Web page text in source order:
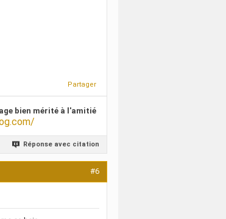
Partager
bien mérité à l'amitié
Réponse avec citation
#6